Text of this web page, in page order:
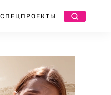
СПЕЦПРОЕКТЫ